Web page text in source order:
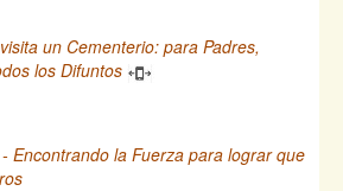
un Cementerio: para Padres,
los Difuntos
Encontrando la Fuerza para lograr que